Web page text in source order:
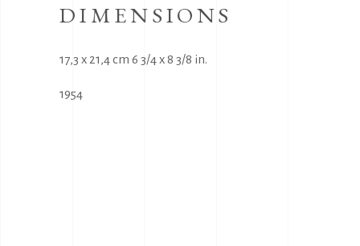
DIMENSIONS
17,3 x 21,4 cm 6 3/4 x 8 3/8 in.
1954